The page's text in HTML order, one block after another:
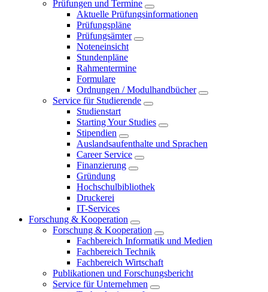
Prüfungen und Termine
Aktuelle Prüfungsinformationen
Prüfungspläne
Prüfungsämter
Noteneinsicht
Stundenpläne
Rahmentermine
Formulare
Ordnungen / Modulhandbücher
Service für Studierende
Studienstart
Starting Your Studies
Stipendien
Auslandsaufenthalte und Sprachen
Career Service
Finanzierung
Gründung
Hochschulbibliothek
Druckerei
IT-Services
Forschung & Kooperation
Forschung & Kooperation
Fachbereich Informatik und Medien
Fachbereich Technik
Fachbereich Wirtschaft
Publikationen und Forschungsbericht
Service für Unternehmen